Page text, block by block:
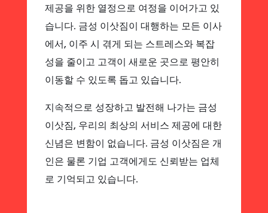
제공을 위한 열정으로 여정을 이어가고 있
습니다. 금성 이삿짐이 대행하는 모든 이사
에서, 이주 시 겪게 되는 스트레스와 복잡
성을 줄이고 고객이 새로운 곳으로 평안히
이동할 수 있도록 돕고 있습니다.
지속적으로 성장하고 발전해 나가는 금성
이삿짐, 우리의 최상의 서비스 제공에 대한
신념은 변함이 없습니다. 금성 이삿짐은 개
인은 물론 기업 고객에게도 신뢰받는 업체
로 기억되고 있습니다.